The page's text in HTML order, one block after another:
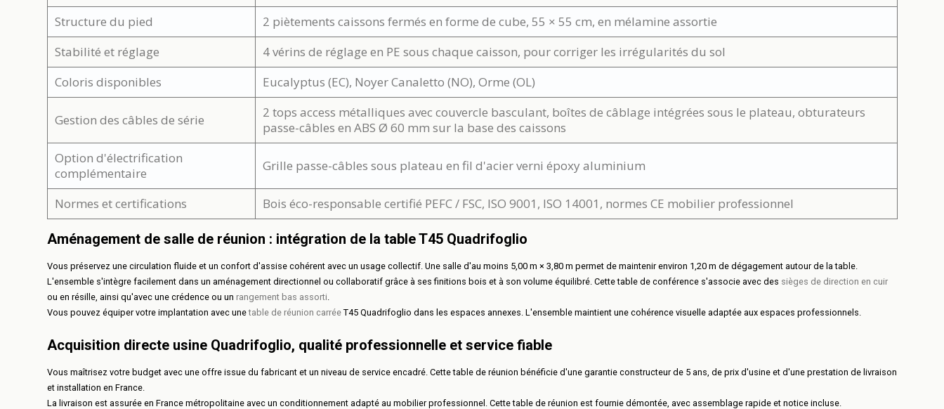
Structure du pied
2 piètements caissons fermés en forme de cube, 55 × 55 cm, en mélamine assortie
Stabilité et réglage
4 vérins de réglage en PE sous chaque caisson, pour corriger les irrégularités du sol
Coloris disponibles
Eucalyptus (EC), Noyer Canaletto (NO), Orme (OL)
Gestion des câbles de série
2 tops access métalliques avec couvercle basculant, boîtes de câblage intégrées sous le plateau, obturateurs
passe-câbles en ABS Ø 60 mm sur la base des caissons
Option d'électrification
complémentaire
Grille passe-câbles sous plateau en fil d'acier verni époxy aluminium
Normes et certifications Bois éco-responsable certifié PEFC / FSC, ISO 9001, ISO 14001, normes CE mobilier professionnel
Aménagement de salle de réunion : intégration de la table T45 Quadrifoglio
Vous préservez une circulation fluide et un confort d'assise cohérent avec un usage collectif. Une salle d'au moins 5,00 m × 3,80 m permet de maintenir environ 1,20 m de dégagement autour de la table.
L'ensemble s'intègre facilement dans un aménagement directionnel ou collaboratif grâce à ses finitions bois et à son volume équilibré. Cette table de conférence s'associe avec des sièges de direction en cuir
ou en résille, ainsi qu'avec une crédence ou un rangement bas assorti
Vous pouvez équiper votre implantation avec unetable de réunion carrée T45 Quadrifoglio dans les espaces annexes. L'ensemble maintient une cohérence visuelle adaptée aux espaces professionnels.
Acquisition directe usine Quadrifoglio, qualité professionnelle et service fiable
Vous maîtrisez votre budget avec une offre issue du fabricant et un niveau de service encadré. Cette table de réunion bénéficie d'une garantie constructeur de 5 ans, de prix d'usine et d'une prestation de livraison
et installation en France.
La livraison est assurée en France métropolitaine avec un conditionnement adapté au mobilier professionnel. Cette table de réunion est fournie démontée, avec assemblage rapide et notice incluse.